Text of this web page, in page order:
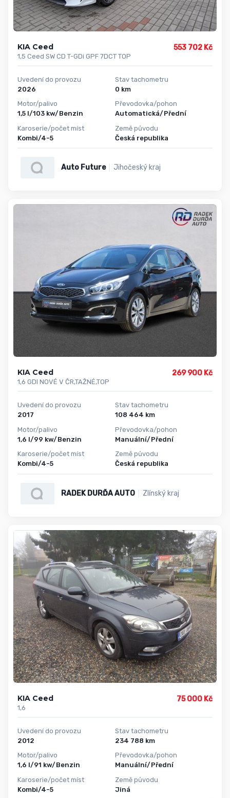
KIA Ceed
1,5 Ceed SW CD T-GDi GPF 7DCT TOP
553 702 Kč
Uvedení do provozu
2026
Motor/palivo
1,5 l/103 kw/Benzin
Karoserie/počet míst
Kombi/4-5
Stav tachometru
0 km
Převodovka/pohon
Automatická/Přední
Země původu
Česká republika
Auto Future Jihočeský kraj
KIA Ceed
1,6 GDI NOVÉ V ČR,TAŽNÉ,TOP
269 900 Kč
Uvedení do provozu
2017
Motor/palivo
1,6 l/99 kw/Benzin
Karoserie/počet míst
Kombi/4-5
Stav tachometru
108 464 km
Převodovka/pohon
Manuální/Přední
Země původu
Česká republika
RADEK DURĎA AUTO Zlínský kraj
KIA Ceed
1,6
75 000 Kč
Uvedení do provozu
2012
Motor/palivo
1,6 l/91 kw/Benzin
Karoserie/počet míst
Kombi/4-5
Stav tachometru
234 788 km
Převodovka/pohon
Manuální/Přední
Země původu
Jiná